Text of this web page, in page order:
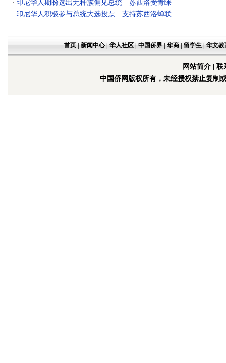
· 印尼华人期盼选出无种族偏见总统 苏西洛受青睐
· 印尼华人积极参与总统大选投票 支持苏西洛蝉联
首页| 新闻中心| 华人社区| 中国侨界| 华商| 留学生| 华文教
网站简介| 联
中国侨网版权所有，未经授权禁止复制